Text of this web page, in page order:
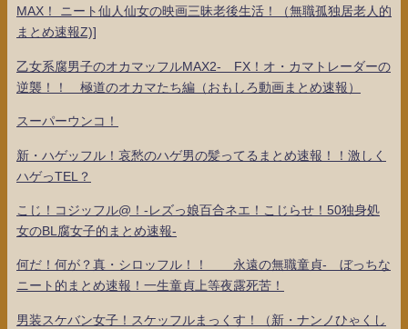
MAX！ ニート仙人仙女の映画三昧老後生活！（無職孤独居老人的
まとめ速報Z)]
乙女系腐男子のオカマッフルMAX2- FX！オ・カマトレーダーの
逆襲！！ 極道のオカマたち編（おもしろ動画まとめ速報）
スーパーウンコ！
新・ハゲッフル！哀愁のハゲ男の髪ってるまとめ速報！！激しく
ハゲっTEL？
こじ！コジッフル@！-レズっ娘百合ネエ！こじらせ！50独身処
女のBL腐女子的まとめ速報-
何だ！何が？真・シロッフル！！ 永遠の無職童貞- ぼっちな
ニート的まとめ速報！一生童貞上等夜露死苦！
男装スケバン女子！スケッフルまっくす！（新・ナンノひゃくし